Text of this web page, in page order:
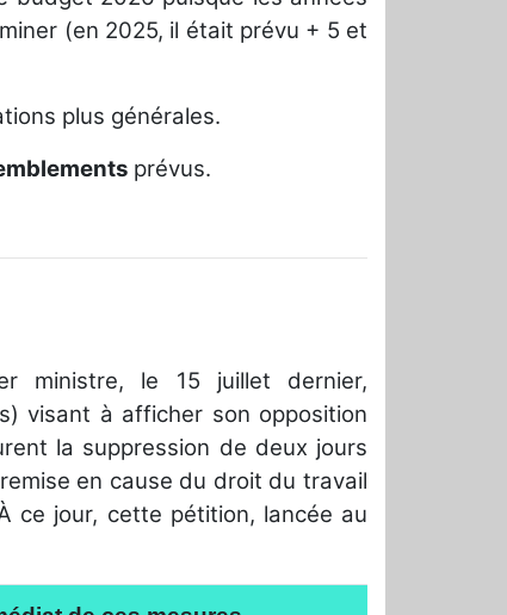
(en 2025, il était prévu + 5 et
plus générales.
prévus.
ministre, le 15 juillet dernier,
visant à afficher son opposition
la suppression de deux jours
en cause du droit du travail
ce jour, cette pétition, lancée au